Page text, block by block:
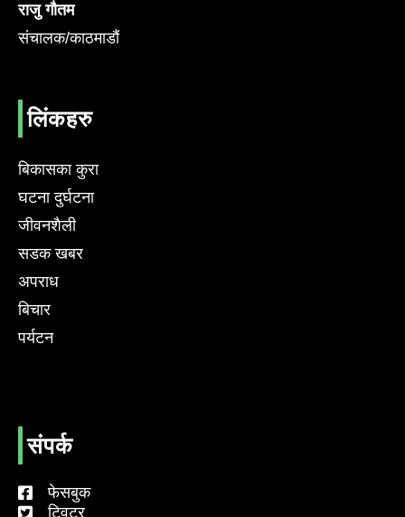
राजु गौतम
संचालक/काठमाडौं
लिंकहरु
बिकासका कुरा
घटना दुर्घटना
जीवनशैली
सडक खबर
अपराध
बिचार
पर्यटन
संपर्क
फेसबुक
ट्विटर